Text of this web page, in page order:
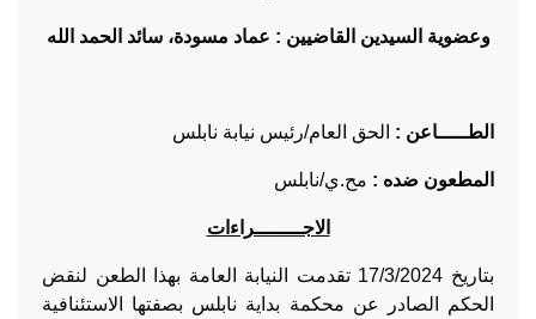
وعضوية السيدين القاضيين : عماد مسودة، سائد الحمد الله
الطـــــاعن : الحق العام/رئيس نيابة نابلس
المطعون ضده : مح.ي/نابلس
الاجــــــــراءات
بتاريخ 17/3/2024 تقدمت النيابة العامة بهذا الطعن لنقض
الحكم الصادر عن محكمة بداية نابلس بصفتها الاستئنافية